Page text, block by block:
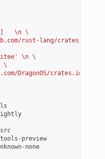
\n \
rust-lang/crates.io-
\n \
\
preview